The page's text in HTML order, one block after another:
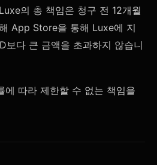
의 총 책임은 청구 전 12개월
App Store을 통해 Luxe에 지
보다 큰 금액을 초과하지 않습니
에 따라 제한할 수 없는 책임을